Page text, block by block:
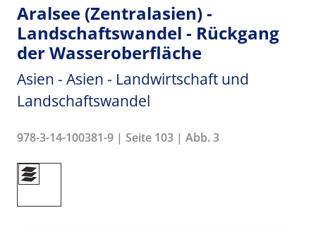
Aralsee (Zentralasien) -
Landschaftswandel - Rückgang
der Wasseroberfläche
Asien - Asien - Landwirtschaft und
Landschaftswandel
978-3-14-100381-9 | Seite 103 | Abb. 3